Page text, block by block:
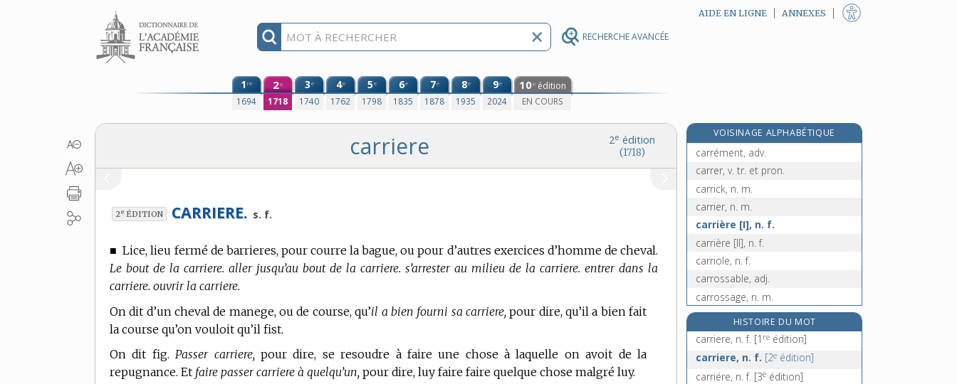
RECHERCHE AVANCÉE
Aller au contenu AIDE EN LIGNE ANNEXES
1re
1694
2e
1718
3e
1740
4e
1762
5e
1798
6e
1835
7e
1878
8e
1935
9e
2024
10e édition
EN COURS
2e édition
(1718)
carriere
2e ÉDITION CARRIERE. s. f.
■Lice, lieu fermé de barrieres, pour courre la bague, ou pour d’autres exercices d’homme de cheval.
Le bout de la carriere. aller jusqu’au bout de la carriere. s’arrester au milieu de la carriere. entrer dans la
carriere. ouvrir la carriere.
On dit d’un cheval de manege, ou de course, qu’il a bien fourni sa carriere, pour dire, qu’il a bien fait
la course qu’on vouloit qu’il fist.
On dit fig.Passer carriere,pour dire, se resoudre à faire une chose à laquelle on avoit de la
repugnance. Et faire passer carriere à quelqu’un, pour dire, luy faire faire quelque chose malgré luy.
VOISINAGE ALPHABÉTIQUE
carrelure, n. f.[8eédition]
carrément, adv.
carrer, v. tr. et pron.
carrick, n. m.
carrier, n. m.
carrière [I], n. f.
carrière [II], n. f.
carriole, n. f.
carrossable, adj.
carrossage, n. m.
carrosse, n. m.
carrossée, n. f.
carrosser, v. tr.
HISTOIRE DU MOT
carriere, n. f. [1 re édition]
carriere, n. f. [2e édition]
carriére, n. f. [3e édition]